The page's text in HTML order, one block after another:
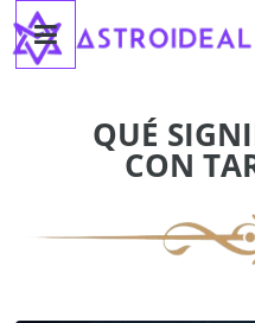
Saltar
contenido
Astroideal
QUÉ
CON